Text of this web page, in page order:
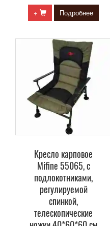
+ Подробнее
Кресло карповое
Mifine 55065, с
подлокотниками,
регулируемой
спинкой,
телескопические